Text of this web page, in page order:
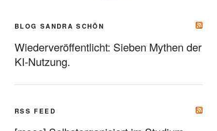
BLOG SANDRA SCHÖN
Wiederveröffentlicht: Sieben Mythen der
KI-Nutzung.
RSS FEED